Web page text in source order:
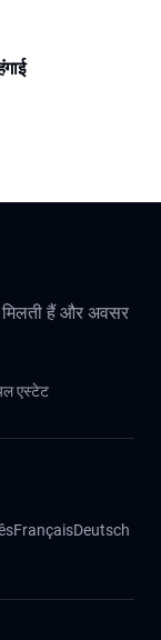
हैं और अवसर
एस्टेट
FrançaisDeutsch